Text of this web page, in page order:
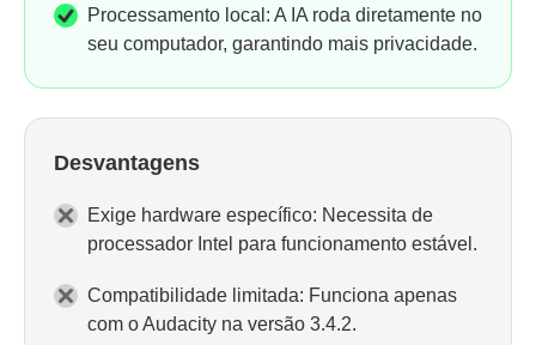
Processamento local: A IA roda diretamente no
seu computador, garantindo mais privacidade.
Desvantagens
Exige hardware específico: Necessita de
processador Intel para funcionamento estável.
Compatibilidade limitada: Funciona apenas
com o Audacity na versão 3.4.2.